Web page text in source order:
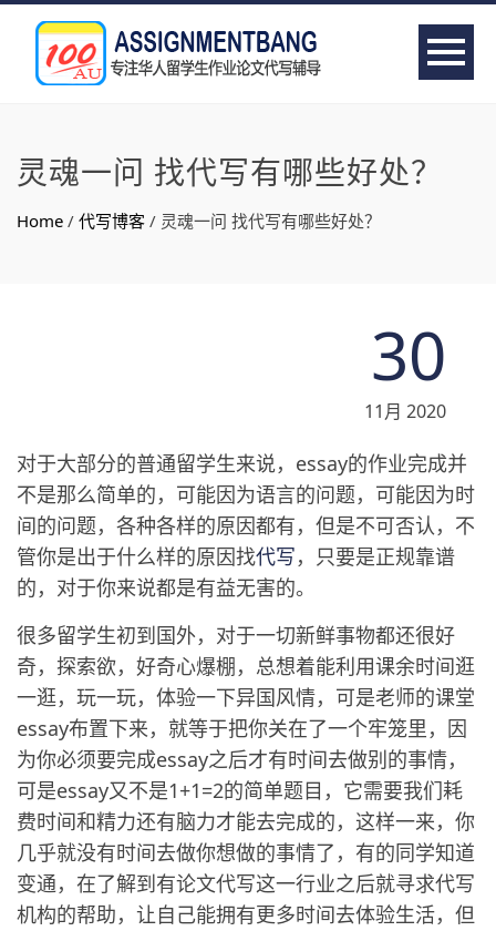
灵魂一问 找代写有哪些好处？
Home / 代写博客 / 灵魂一问 找代写有哪些好处？
30
11月 2020
对于大部分的普通留学生来说，essay的作业完成并
不是那么简单的，可能因为语言的问题，可能因为时
间的问题，各种各样的原因都有，但是不可否认，不
管你是出于什么样的原因找代写，只要是正规靠谱
的，对于你来说都是有益无害的。
很多留学生初到国外，对于一切新鲜事物都还很好
奇，探索欲，好奇心爆棚，总想着能利用课余时间逛
一逛，玩一玩，体验一下异国风情，可是老师的课堂
essay布置下来，就等于把你关在了一个牢笼里，因
为你必须要完成essay之后才有时间去做别的事情，
可是essay又不是1+1=2的简单题目，它需要我们耗
费时间和精力还有脑力才能去完成的，这样一来，你
几乎就没有时间去做你想做的事情了，有的同学知道
变通，在了解到有论文代写这一行业之后就寻求代写
机构的帮助，让自己能拥有更多时间去体验生活，但